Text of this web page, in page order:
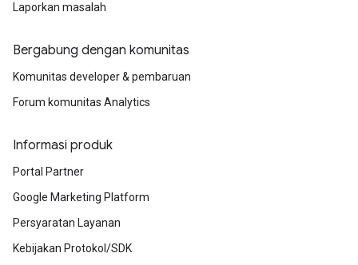
Laporkan masalah
Bergabung dengan komunitas
Komunitas developer & pembaruan
Forum komunitas Analytics
Informasi produk
Portal Partner
Google Marketing Platform
Persyaratan Layanan
Kebijakan Protokol/SDK